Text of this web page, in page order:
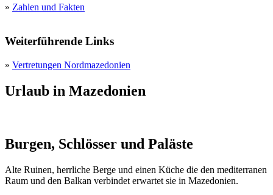
» Zahlen und Fakten
Weiterführende Links
» Vertretungen Nordmazedonien
Urlaub in Mazedonien
Burgen, Schlösser und Paläste
Alte Ruinen, herrliche Berge und einen Küche die den mediterranen
Raum und den Balkan verbindet erwartet sie in Mazedonien.